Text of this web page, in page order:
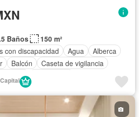
Baños
150 m²
con discapacidad
Agua
Alberca
Balcón
Caseta de vigilancia
servicio
Recámara con closet